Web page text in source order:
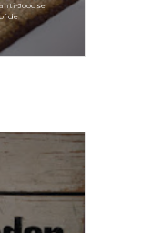
Joodse
de